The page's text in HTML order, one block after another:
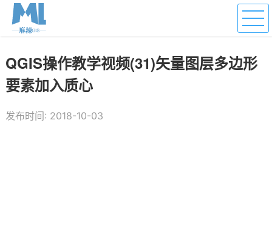
QGIS操作教学视频(31)矢量图层多边形
要素加入质心
发布时间: 2018-10-03